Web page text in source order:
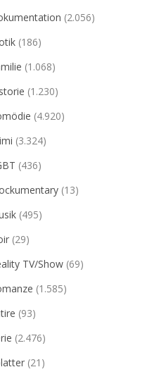
(2.056)
(186)
(1.068)
(1.230)
(4.920)
(3.324)
(436)
(13)
(495)
(29)
TV/Show (69)
(1.585)
(93)
(2.476)
(21)